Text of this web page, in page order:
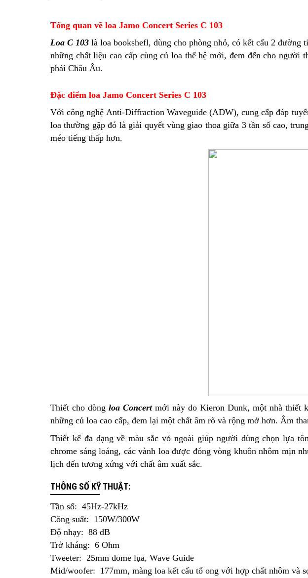
Tổng quan về loa Jamo Concert Series C 103
Loa C 103 là loa bookshefl, dùng cho phòng nhỏ, có kết cấu 2
những chất liệu cao cấp cùng củ loa thế hệ mới, đem đến cho
phái Châu Âu.
Đặc điểm loa Jamo Concert Series C 103
Với công nghệ Anti-Diffraction Waveguide (ADW), cung cấp đáp
loa thường gặp đó là giải quyết vùng giao thoa giữa 3 tần số cao,
méo tiếng thấp hơn.
Thiết cho dòngloa Concertmới này do Kieron Dunk, một nhà thiết
những củ loa cao cấp, đem lại một chất âm rõ và rộng mở hơn. Âm
Thiết kế đa dạng về màu sắc vỏ ngoài giúp người dùng chọn lựa
chrome sáng loáng, các vành loa được đóng vòng khuôn nhôm mịn
lịch đến tương xứng với chất âm xuất sắc.
THÔNG SỐ KỸ THUẬT:
Tần số: 45Hz-27kHz
Công suất: 150W/300W
Độ nhạy: 88 dB
Trở kháng: 6 Ohm
Tweeter: 25mm dome lụa, Wave Guide
Mid/woofer: 177mm, màng loa kết cấu tổ ong với hợp chất nhôm và